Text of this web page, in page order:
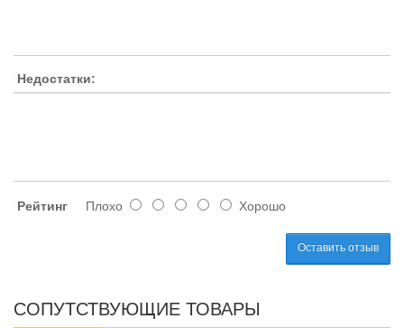
Недостатки:
Рейтинг Плохо Хорошо
Оставить отзыв
СОПУТСТВУЮЩИЕ ТОВАРЫ